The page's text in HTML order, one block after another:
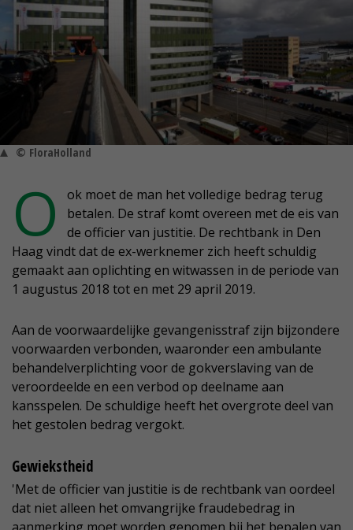
© FloraHolland
O
ok moet de man het volledige bedrag terug
betalen. De straf komt overeen met de eis van
de officier van justitie. De rechtbank in Den
Haag vindt dat de ex-werknemer zich heeft schuldig
gemaakt aan oplichting en witwassen in de periode van
1 augustus 2018 tot en met 29 april 2019.
Aan de voorwaardelijke gevangenisstraf zijn bijzondere
voorwaarden verbonden, waaronder een ambulante
behandelverplichting voor de gokverslaving van de
veroordeelde en een verbod op deelname aan
kansspelen. De schuldige heeft het overgrote deel van
het gestolen bedrag vergokt.
Gewiekstheid
'Met de officier van justitie is de rechtbank van oordeel
dat niet alleen het omvangrijke fraudebedrag in